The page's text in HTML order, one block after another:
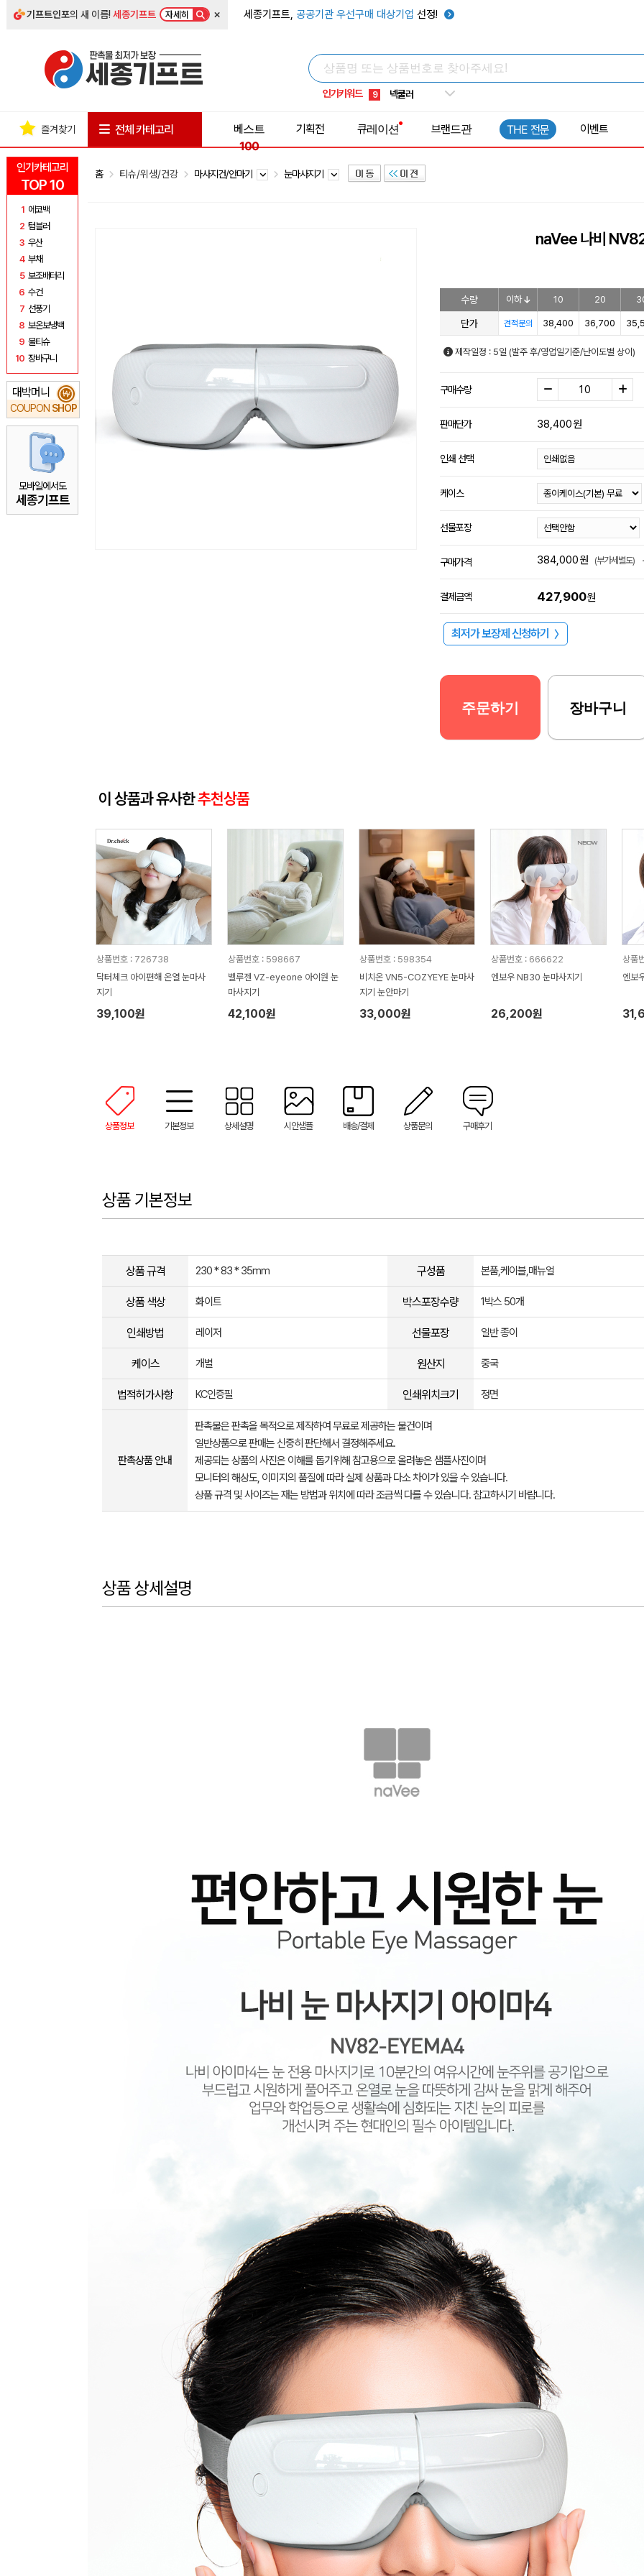
기프트인포의 새 이름!세종기프트 자세히 × 세종기프트, 공공기관 우선구매 대상기업 선정!
인기키워드
5 키캡
8 쿨토시
9 넥쿨러
1 선풍기
인기카테고리
TOP 10
1 에코백
2 텀블러
3 우산
4 부채
5 보조배터리
6 수건
7 선풍기
8 보온보냉백
9 물티슈
10 장바구니
대박머니
COUPON SHOP
₩
모바일에서도
세종기프트
즐겨찾기 전체 카테고리
베스트
100
기획전 큐레이션 브랜드관 THE 전문 이벤트
홈 티슈/위생/건강 마사지건/안마기 눈마사지기
naVee 나비
수량 이하 10 20
단가 견적문의 38,400 36,700
제작일정 : 5일 (발주 후/영업일기준/난이도별 상이)
구매수량
판매단가 38,400원
인쇄 선택
케이스
선물포장
구매가격 384,000원 (부가세별도)
결제금액 427,900원
최저가 보장제 신청하기 〉
주문하기 장바구니
이 상품과 유사한추천상품
상품번호 : 726738
닥터체크 아이편해 온열 눈마사
지기
39,100원
상품번호 : 598667
벨루젠 VZ-eyeone 아이원 눈
마사지기
42,100원
상품번호 : 598354
비치온 VN5-COZYEYE 눈마사
지기 눈안마기
33,000원
상품번호 : 666622
엔보우 NB30 눈마사지기
26,200원
상품
엔보
상품정보 기본정보 상세설명 시안샘플 배송/결제 상품문의 구매후기
상품 기본정보
상품 규격 230 * 83 * 35mm 구성품 본품,케이블,매뉴얼
상품 색상 화이트 박스포장수량 1박스 50개
인쇄방법 레이저 선물포장 일반 종이
케이스 개별 원산지 중국
법적허가사항 KC인증필 인쇄위치크기 정면
판촉상품 안내
판촉물은 판촉을 목적으로 제작하여 무료로 제공하는 물건이며
일반상품으로 판매는 신중히 판단해서 결정해주세요.
제공되는 상품의 사진은 이해를 돕기위해 참고용으로 올려놓은 샘플사진이며
모니터의 해상도, 이미지의 품질에 따라 실제 상품과 다소 차이가 있을 수 있습니다.
상품 규격 및 사이즈는 재는 방법과 위치에 따라 조금씩 다를 수 있습니다. 참고하시기 바랍니다.
상품 상세설명